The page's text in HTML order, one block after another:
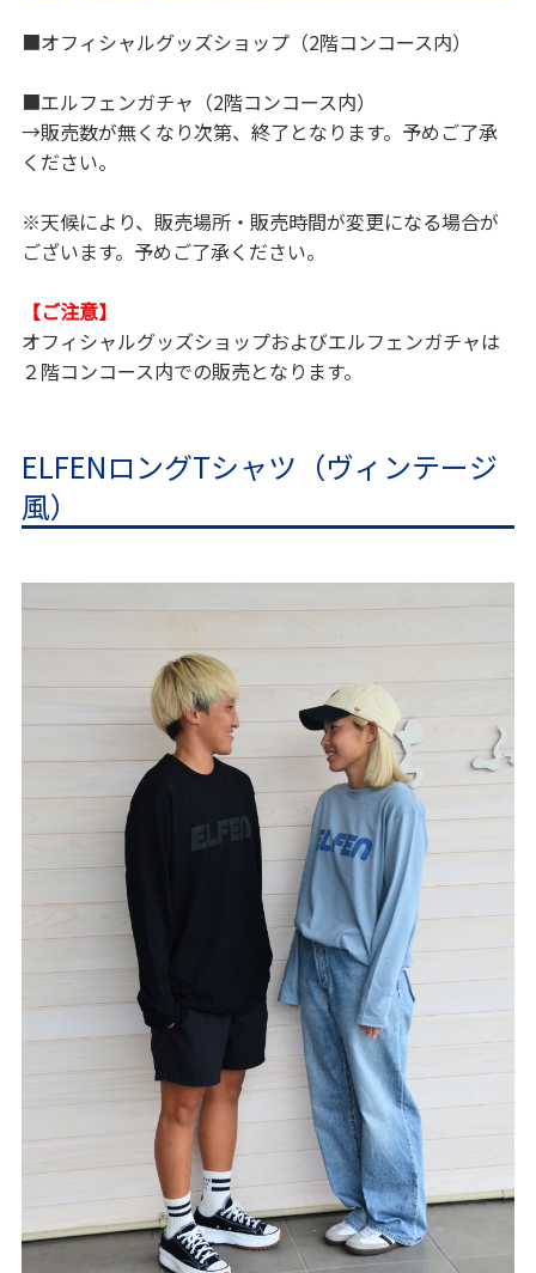
■オフィシャルグッズショップ（2階コンコース内）
■エルフェンガチャ（2階コンコース内）
→販売数が無くなり次第、終了となります。予めご了承
ください。
※天候により、販売場所・販売時間が変更になる場合が
ございます。予めご了承ください。
【ご注意】
オフィシャルグッズショップおよびエルフェンガチャは
２階コンコース内での販売となります。
ELFENロングTシャツ（ヴィンテージ
風）